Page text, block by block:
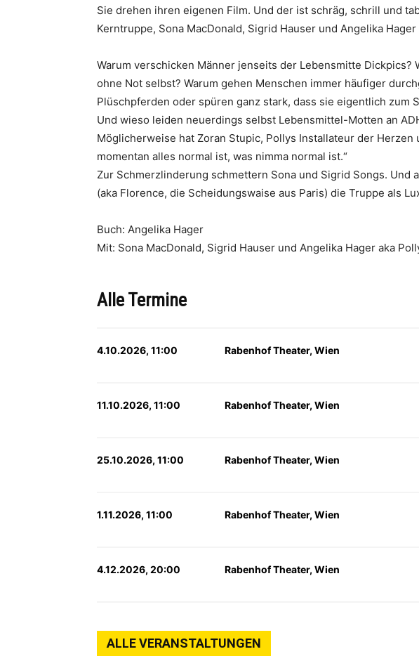
Sie drehen ihren eigenen Film. Und der ist schräg, schrill und
Kerntruppe, Sona MacDonald, Sigrid Hauser und Angelika
Warum verschicken Männer jenseits der Lebensmitte
ohne Not selbst? Warum gehen Menschen immer häufiger
Plüschpferden oder spüren ganz stark, dass sie eigentlich zum
Und wieso leiden neuerdings selbst Lebensmittel-Motten an
Möglicherweise hat Zoran Stupic, Pollys Installateur der
momentan alles normal ist, was nimma normal ist.“
Zur Schmerzlinderung schmettern Sona und Sigrid Songs. Und
(aka Florence, die Scheidungswaise aus Paris) die Truppe als
Buch: Angelika Hager
Mit: Sona MacDonald, Sigrid Hauser und Angelika Hager aka
Alle Termine
4.10.2026, 11:00 Rabenhof Theater, Wien
11.10.2026, 11:00 Rabenhof Theater, Wien
25.10.2026, 11:00 Rabenhof Theater, Wien
1.11.2026, 11:00 Rabenhof Theater, Wien
4.12.2026, 20:00 Rabenhof Theater, Wien
ALLE VERANSTALTUNGEN